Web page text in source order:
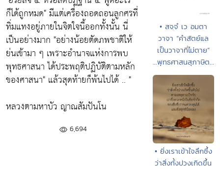
ก็ได้ถูกหมด"มีแต่เครื่องถอดถอนลูกศรที่
ทิ่มแทงอยู่ภายในจิตใจนี้ออกทั้งนั้น นี่
เป็นอย่างมาก "อย่างน้อยตัดภพชาติให้
ย่นเข้ามา ๆ เพราะอำนาจแห่งการพบ
พุทธศาสนา ได้ประพฤติปฏิบัติตามหลัก
ของศาสนา" แล้วสุดท้ายก็พ้นไปได้ .. "
หลวงตามหาบัว ญาณสัมปันโน
6,694
• สจฺจํ เว อมตา
วาจา “คำสัตย์แล
เป็นวาจาที่ไม่ตาย”
...พุทธศาสนสุภาษิต...
• ยิ่งเราเข้าใจลึกซึ้ง
ว่าสิ่งทั้งปวงเกิดขึ้น